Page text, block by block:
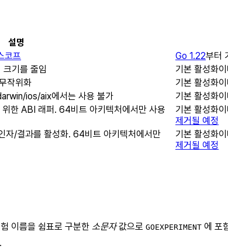
설명
코프 Go 1.22부터
기를 줄임 기본 활성화
작위화 기본 활성화
ios/aix에서는 사용 불가 기본 활성화
한 ABI 래퍼. 64비트 아키텍처에서만 사용
기본 활성화
제거될 예정
자/결과를 활성화. 64비트 아키텍처에서만
기본 활성화
제거될 예정
이름을 쉼표로 구분한 소문자값으로 GOEXPERIMENT 에 포